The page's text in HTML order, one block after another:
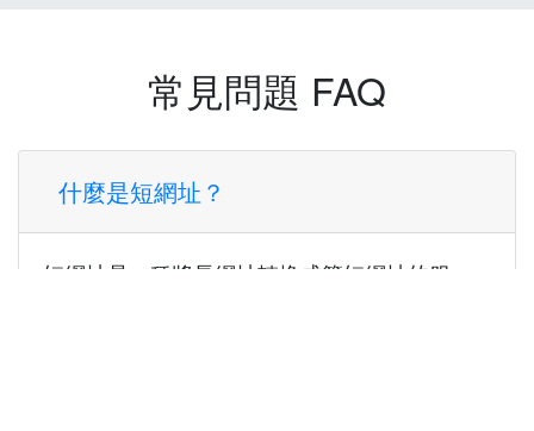
常見問題 FAQ
什麼是短網址？
短網址是一種將長網址轉換成簡短網址的服